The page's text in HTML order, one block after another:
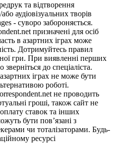
та відтворення
аудіовізуальних творів
- суворо забороняється.
призначені для осіб
в азартних іграх може
Дотримуйтесь правил
гри. При виявленні перших
до спеціаліста.
іграх не може бути
роботі.
не проводить
гроші, також сайт не
ставок та інших
бути пов’язані з
чи тоталізаторами. Будь-
ресурсі